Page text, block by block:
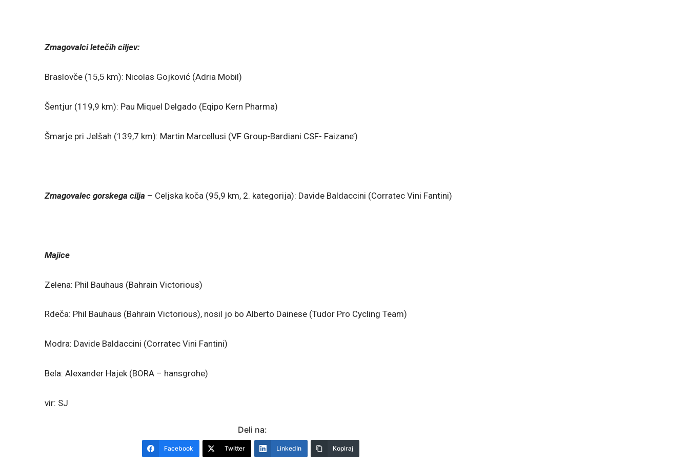
Zmagovalci letečih ciljev:
Braslovče (15,5 km): Nicolas Gojković (Adria Mobil)
Šentjur (119,9 km): Pau Miquel Delgado (Eqipo Kern Pharma)
Šmarje pri Jelšah (139,7 km): Martin Marcellusi (VF Group-Bardiani CSF- Faizane’)
Zmagovalec gorskega cilja – Celjska koča (95,9 km, 2. kategorija): Davide Baldaccini (Corratec Vini Fantini)
Majice
Zelena: Phil Bauhaus (Bahrain Victorious)
Rdeča: Phil Bauhaus (Bahrain Victorious), nosil jo bo Alberto Dainese (Tudor Pro Cycling Team)
Modra: Davide Baldaccini (Corratec Vini Fantini)
Bela: Alexander Hajek (BORA – hansgrohe)
vir: SJ
Deli na:
Facebook Twitter LinkedIn Kopiraj